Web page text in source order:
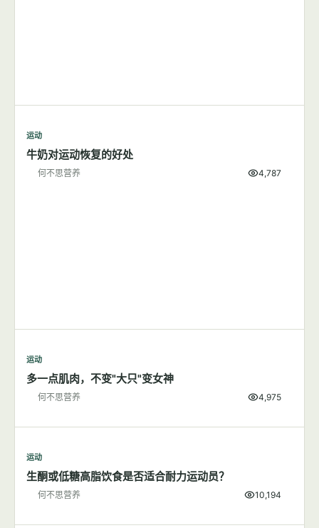
运动
牛奶对运动恢复的好处
何不思营养 4,787
运动
多一点肌肉，不变"大只"变女神
何不思营养 4,975
运动
生酮或低糖高脂饮食是否适合耐力运动员？
何不思营养 10,194